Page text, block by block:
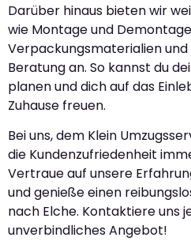
Darüber hinaus bieten wir
wie Montage und
Verpackungsmaterialien
Beratung an. So kannst du
planen und dich auf das
Zuhause freuen.
Bei uns, dem Klein
die Kundenzufriedenheit
Vertraue auf unsere
und genieße einen
nach Elche. Kontaktiere uns
unverbindliches Angebot!